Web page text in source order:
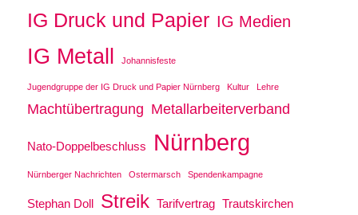
IG Druck und Papier IG Medien
IG Metall Johannisfeste
Jugendgruppe der IG Druck und Papier Nürnberg Kultur Lehre
Machtübertragung Metallarbeiterverband
Nato-Doppelbeschluss Nürnberg
Nürnberger Nachrichten Ostermarsch Spendenkampagne
Stephan Doll Streik Tarifvertrag Trautskirchen